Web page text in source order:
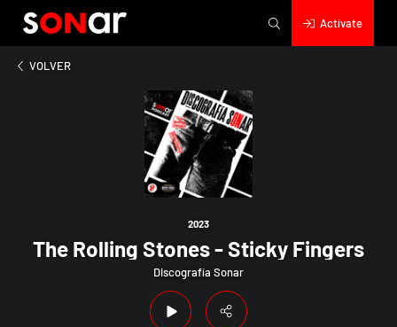
Actívate
VOLVER
2023
The Rolling Stones - Sticky Fingers
Discografía Sonar
2023
The Rolling Stones - Sticky Fingers